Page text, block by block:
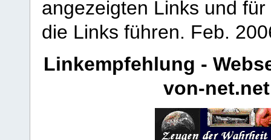
angezeigten Links und
die Links führen. Feb.
Linkempfehlung -
von-net.net